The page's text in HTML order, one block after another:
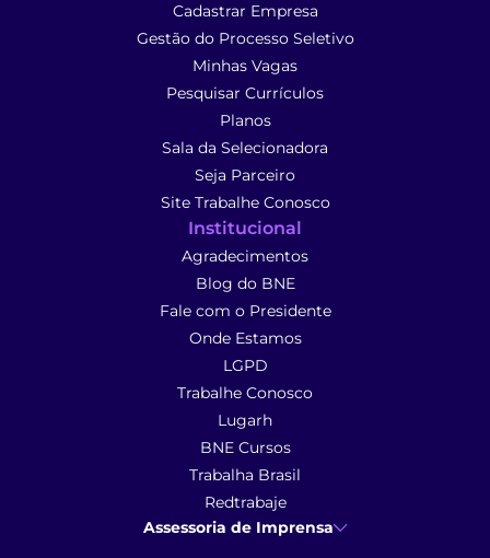
Cadastrar Empresa
Gestão do Processo Seletivo
Minhas Vagas
Pesquisar Currículos
Planos
Sala da Selecionadora
Seja Parceiro
Site Trabalhe Conosco
Institucional
Agradecimentos
Blog do BNE
Fale com o Presidente
Onde Estamos
LGPD
Trabalhe Conosco
Lugarh
BNE Cursos
Trabalha Brasil
Redtrabaje
Assessoria de Imprensa